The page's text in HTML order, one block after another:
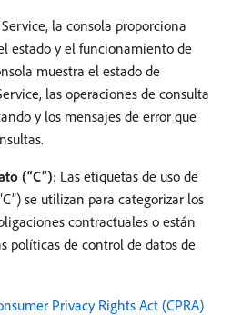
la consola proporciona
estado y el funcionamiento de
muestra el estado de
las operaciones de consulta
y los mensajes de error que
(“C”): Las etiquetas de uso de
se utilizan para categorizar los
contractuales o están
políticas de control de datos de
Privacy Rights Act (CPRA)